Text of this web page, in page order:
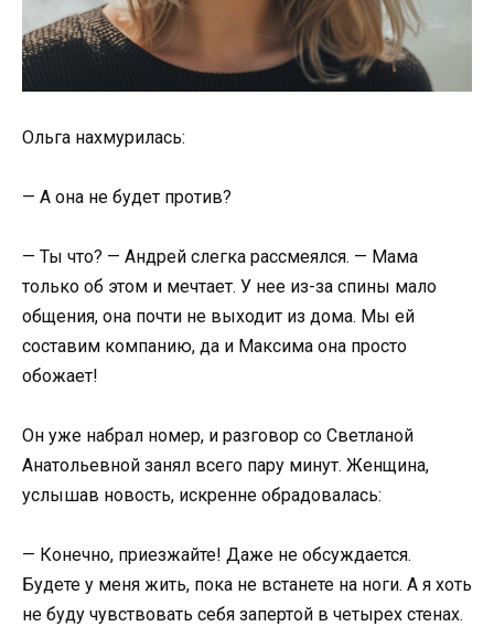
Ольга нахмурилась:
— А она не будет против?
— Ты что? — Андрей слегка рассмеялся. — Мама
только об этом и мечтает. У нее из-за спины мало
общения, она почти не выходит из дома. Мы ей
составим компанию, да и Максима она просто
обожает!
Он уже набрал номер, и разговор со Светланой
Анатольевной занял всего пару минут. Женщина,
услышав новость, искренне обрадовалась:
— Конечно, приезжайте! Даже не обсуждается.
Будете у меня жить, пока не встанете на ноги. А я хоть
не буду чувствовать себя запертой в четырех стенах.